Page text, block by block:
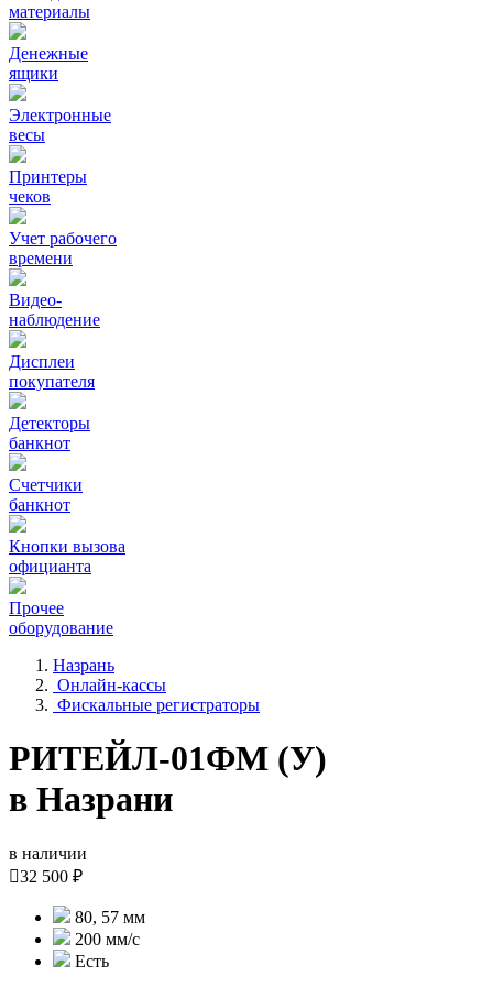
материалы
Денежные
ящики
Электронные
весы
Принтеры
чеков
Учет рабочего
времени
Видео‑
наблюдение
Дисплеи
покупателя
Детекторы
банкнот
Счетчики
банкнот
Кнопки вызова
официанта
Прочее
оборудование
Назрань
Онлайн-кассы
Фискальные регистраторы
РИТЕЙЛ-01ФМ (У)
в Назрани
в наличии
32 500 ₽
80, 57 мм
200 мм/с
Есть